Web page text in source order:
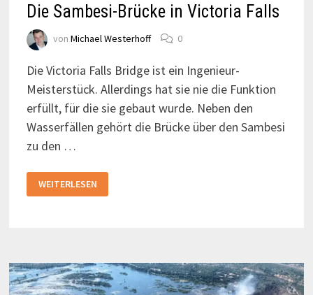
Die Sambesi-Brücke in Victoria Falls
von Michael Westerhoff 0
Die Victoria Falls Bridge ist ein Ingenieur-
Meisterstück. Allerdings hat sie nie die Funktion
erfüllt, für die sie gebaut wurde. Neben den
Wasserfällen gehört die Brücke über den Sambesi
zu den …
DIE
SAMBESI-
BRÜCKE
WEITERLESEN